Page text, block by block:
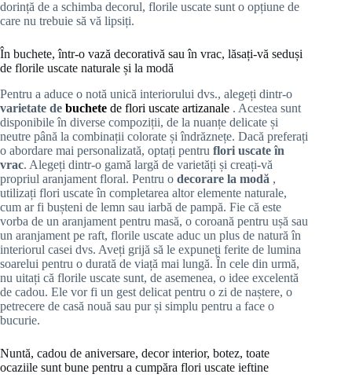
dorință de a schimba decorul, florile uscate sunt o opțiune de
care nu trebuie să vă lipsiți.
În buchete, într-o vază decorativă sau în vrac, lăsați-vă seduși
de florile uscate naturale și la modă
Pentru a aduce o notă unică interiorului dvs., alegeți dintr-o
varietate de buchete de flori uscate artizanale . Acestea sunt
disponibile în diverse compoziții, de la nuanțe delicate și
neutre până la combinații colorate și îndrăznețe. Dacă preferați
o abordare mai personalizată, optați pentru flori uscate în
vrac. Alegeți dintr-o gamă largă de varietăți și creați-vă
propriul aranjament floral. Pentru o decorare la modă ,
utilizați flori uscate în completarea altor elemente naturale,
cum ar fi bușteni de lemn sau iarbă de pampă. Fie că este
vorba de un aranjament pentru masă, o coroană pentru ușă sau
un aranjament pe raft, florile uscate aduc un plus de natură în
interiorul casei dvs. Aveți grijă să le expuneți ferite de lumina
soarelui pentru o durată de viață mai lungă. În cele din urmă,
nu uitați că florile uscate sunt, de asemenea, o idee excelentă
de cadou. Ele vor fi un gest delicat pentru o zi de naștere, o
petrecere de casă nouă sau pur și simplu pentru a face o
bucurie.
Nuntă, cadou de aniversare, decor interior, botez, toate
ocaziile sunt bune pentru a cumpăra flori uscate ieftine